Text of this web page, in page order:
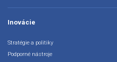
Inovácie
Stratégie a politiky
Podporné nástroje